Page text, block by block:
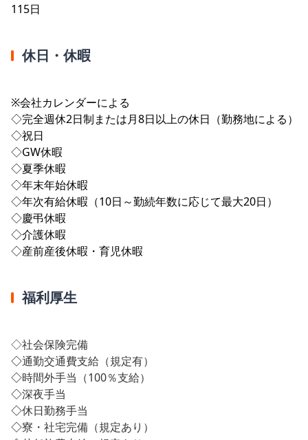
115日
休日・休暇
※会社カレンダーによる
◇完全週休2日制または月8日以上の休日（勤務地による）
◇祝日
◇GW休暇
◇夏季休暇
◇年末年始休暇
◇年次有給休暇（10日～勤続年数に応じて最大20日）
◇慶弔休暇
◇介護休暇
◇産前産後休暇・育児休暇
福利厚生
◇社会保険完備
◇通勤交通費支給（規定有）
◇時間外手当（100％支給）
◇深夜手当
◇休日勤務手当
◇寮・社宅完備（規定あり）